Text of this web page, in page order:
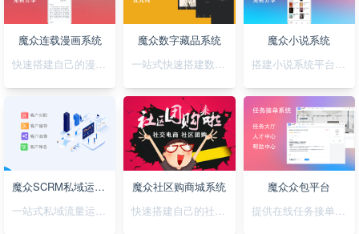
魔众连载漫画系统
快速搭建自己的漫画连载系统
魔众数字藏品系统
一站式快速搭建数字藏品平台
魔众小说系统
搭建小说系统平台，正版小说渠道合作
魔众SCRM私域运营系统
一站式私域流量运营平台
魔众社区购商城系统
快速搭建自己的社区购物网站
魔众众包平台
提供在线任务接单平台系统